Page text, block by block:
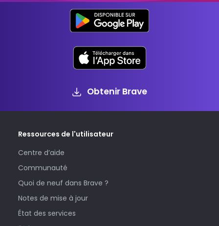
Obtenir Brave
Ressources de l'utilisateur
Centre d’aide
Communauté
Quoi de neuf dans Brave ?
Notes de mise à jour
État des services